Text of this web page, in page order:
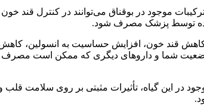
موجود در بوقناق می‌توانند در کنترل قند خون
شده توسط پزشک مصرف شود.
کاهش قند خون، افزایش حساسیت به انسولین،
شما و داروهای دیگری که ممکن است مصرف
این گیاه، تأثیرات مثبتی بر روی سلامت قلب و